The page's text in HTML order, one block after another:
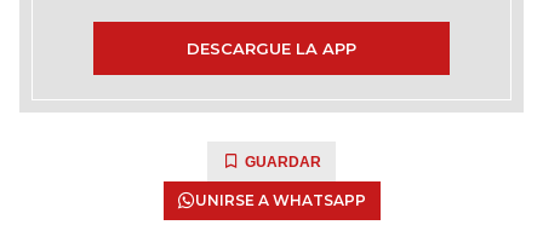
DESCARGUE LA APP
GUARDAR
UNIRSE A WHATSAPP